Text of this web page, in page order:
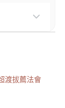
渡拔薦法會